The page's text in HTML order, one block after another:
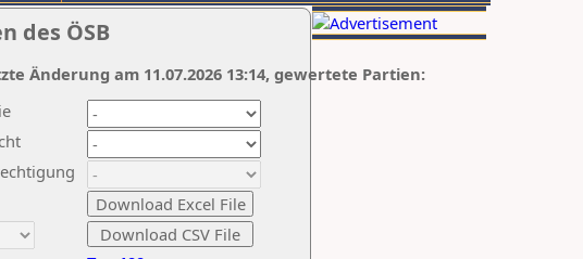
des ÖSB
Änderung am 11.07.2026 13:14, gewertete Partien: